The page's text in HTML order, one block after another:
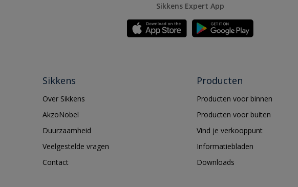
Sikkens Expert App
Sikkens
Over Sikkens
AkzoNobel
Duurzaamheid
Veelgestelde vragen
Contact
Producten
Producten voor binnen
Producten voor buiten
Vind je verkooppunt
Informatiebladen
Downloads